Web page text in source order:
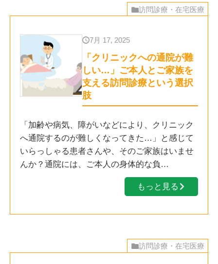
訪問診療・在宅医療
7月 17, 2025
「クリニックへの通院が難
しい…」ご本人とご家族を
支える訪問診療という選択
肢
「加齢や病気、障がいなどにより、クリニック
へ通院するのが難しくなってきた…」と感じて
いらっしゃる患者さんや、そのご家族はいませ
んか？通院には、ご本人の身体的な負…
もっと見る
訪問診療・在宅医療